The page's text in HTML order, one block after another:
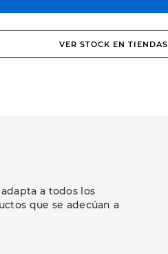
VER STOCK EN TIENDAS
a todos los
que se adecúan a